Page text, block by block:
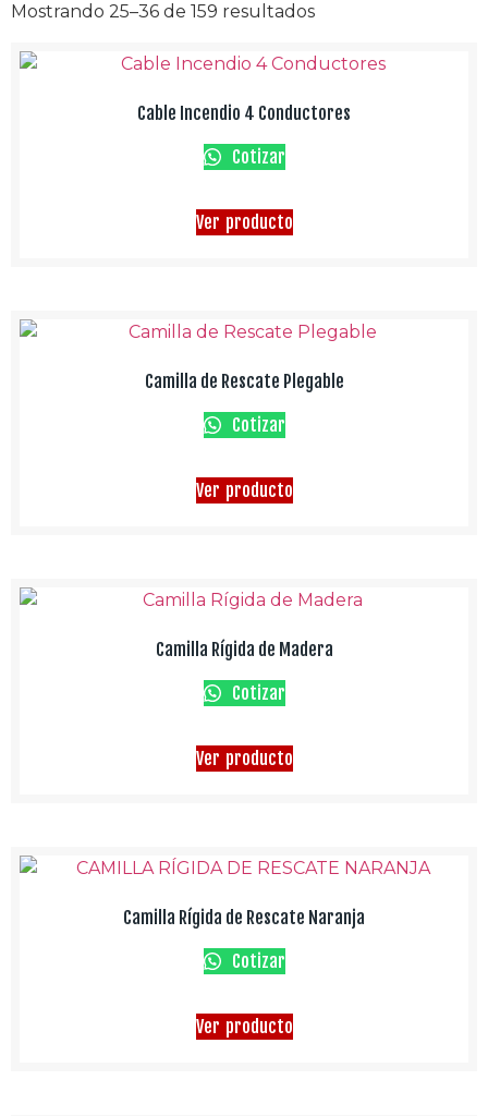
Mostrando 25–36 de 159 resultados
Cable Incendio 4 Conductores
Cotizar
Ver producto
Camilla de Rescate Plegable
Cotizar
Ver producto
Camilla Rígida de Madera
Cotizar
Ver producto
Camilla Rígida de Rescate Naranja
Cotizar
Ver producto